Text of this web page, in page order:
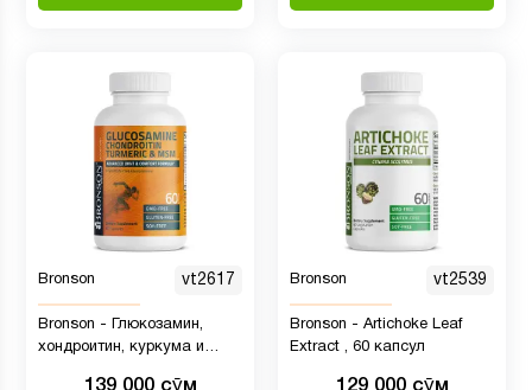
Bronson vt2617
Bronson - Глюкозамин,
хондроитин, куркума и
139 000 сӯм
Bronson vt2539
Bronson - Artichoke Leaf
Extract , 60 капсул
129 000 сӯм